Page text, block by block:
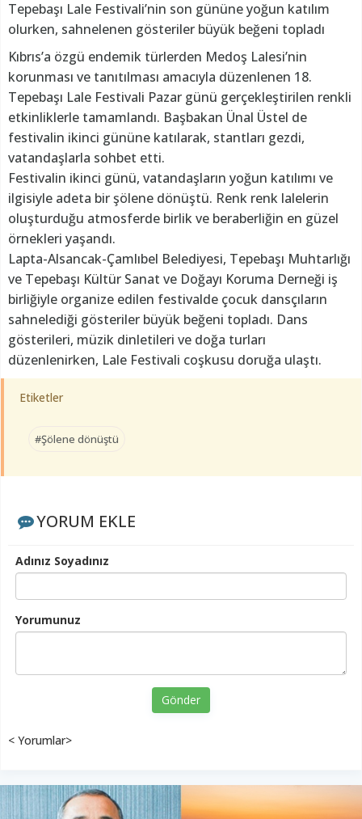
Tepebaşı Lale Festivali’nin son gününe yoğun katılım
olurken, sahnelenen gösteriler büyük beğeni topladı
Kıbrıs’a özgü endemik türlerden Medoş Lalesi’nin
korunması ve tanıtılması amacıyla düzenlenen 18.
Tepebaşı Lale Festivali Pazar günü gerçekleştirilen renkli
etkinliklerle tamamlandı. Başbakan Ünal Üstel de
festivalin ikinci gününe katılarak, stantları gezdi,
vatandaşlarla sohbet etti.
Festivalin ikinci günü, vatandaşların yoğun katılımı ve
ilgisiyle adeta bir şölene dönüştü. Renk renk lalelerin
oluşturduğu atmosferde birlik ve beraberliğin en güzel
örnekleri yaşandı.
Lapta-Alsancak-Çamlıbel Belediyesi, Tepebaşı Muhtarlığı
ve Tepebaşı Kültür Sanat ve Doğayı Koruma Derneği iş
birliğiyle organize edilen festivalde çocuk dansçıların
sahnelediği gösteriler büyük beğeni topladı. Dans
gösterileri, müzik dinletileri ve doğa turları
düzenlenirken, Lale Festivali coşkusu doruğa ulaştı.
Etiketler
#Şölene dönüştü
YORUM EKLE
Adınız Soyadınız
Yorumunuz
Gönder
< Yorumlar>